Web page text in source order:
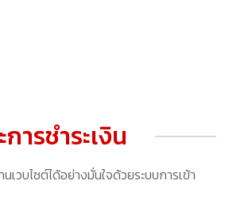
ารชำระเงิน
วบไซต์ได้อย่างมั่นใจด้วยระบบการเข้า